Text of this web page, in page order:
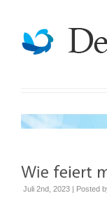
Juli 2nd, 2023 | Posted